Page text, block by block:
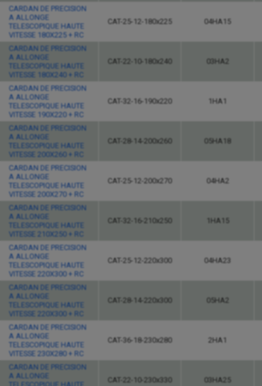
CARDAN DE PRECISION
A ALLONGE
TELESCOPIQUE HAUTE
VITESSE 180X225 + RC
CAT-25-12-180x225 04HA15
CARDAN DE PRECISION
A ALLONGE
TELESCOPIQUE HAUTE
VITESSE 180X240 + RC
CAT-22-10-180x240 03HA2
CARDAN DE PRECISION
A ALLONGE
TELESCOPIQUE HAUTE
VITESSE 190X220 + RC
CAT-32-16-190x220 1HA1
CARDAN DE PRECISION
A ALLONGE
TELESCOPIQUE HAUTE
VITESSE 200X260 + RC
CAT-28-14-200x260 05HA18
CARDAN DE PRECISION
A ALLONGE
TELESCOPIQUE HAUTE
VITESSE 200X270 + RC
CAT-25-12-200x270 04HA2
CARDAN DE PRECISION
A ALLONGE
TELESCOPIQUE HAUTE
VITESSE 210X250 + RC
CAT-32-16-210x250 1HA15
CARDAN DE PRECISION
A ALLONGE
TELESCOPIQUE HAUTE
VITESSE 220X300 + RC
CAT-25-12-220x300 04HA23
CARDAN DE PRECISION
A ALLONGE
TELESCOPIQUE HAUTE
VITESSE 220X300 + RC
CAT-28-14-220x300 05HA2
CARDAN DE PRECISION
A ALLONGE
TELESCOPIQUE HAUTE
VITESSE 230X280 + RC
CAT-36-18-230x280 2HA1
CARDAN DE PRECISION
A ALLONGE
CAT-22-10-230x330 03HA25